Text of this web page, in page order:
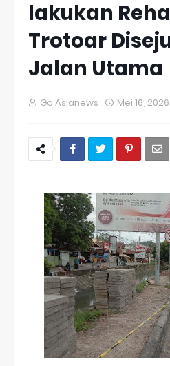
lakukan
Trotoar
Jalan Utama
Go Asianews Mei 16, 2026